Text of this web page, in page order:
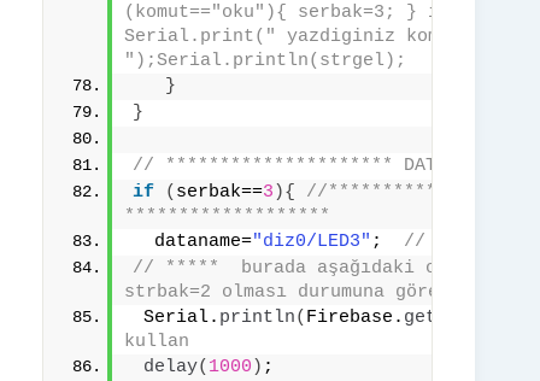
(komut=="oku"){ serbak=3; } if
Serial.print(" yazdiginiz komut
");Serial.println(strgel);
}
}
// ********************* DATA
if
( serbak==3 ){
//*********** okuma
*******************
  dataname=
"diz0/LED3" ; // bu
// *****  burada aşağıdaki okuma ve
strbak=2 olması durumuna göre if
Serial. println( Firebase. getInt
kullan
delay( 1000 ) ;